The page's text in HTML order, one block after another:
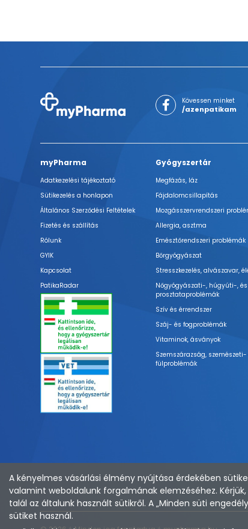
Kövessen minket
/azenpatikam
myPharma
Adatkezelési tájékoztató
Sütikezelés a honlapon
Általános Szerződési Feltételek
Fizetés és szállítás
Rólunk
GYIK
Kapcsolat
PatikaRadar
Gyógyszertár
Megfázás, láz
Fájdalomcsillapítás
Mozgásszervrendszeri
Allergia, asztma
Emésztőrendszeri problémák
Bőrgyógyászat
Stresszkezelés, alvászavar,
Nőgyógyászati-, húgyúti-, és
prosztataproblémák
Szív és érrendszer
Száj- és fogproblémák
Vitaminok, ásványok
Szemszárazság, szemészeti-
fülproblémák
A kényelmes vásárlási élmény nyújtása érdekében
valamint weboldalunk forgalmának elemzéséhez.
talál az általunk használt sütikről. A „Minden süti
sütiket használ.